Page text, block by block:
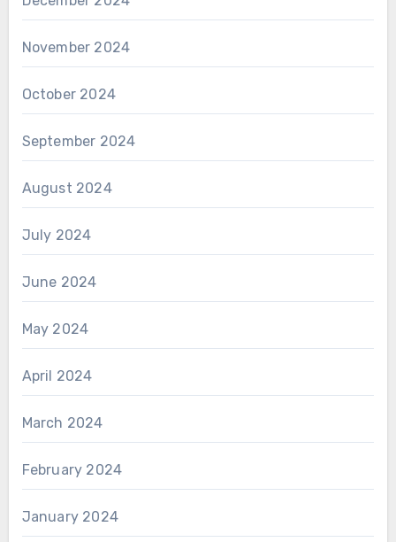
November 2024
October 2024
September 2024
August 2024
July 2024
June 2024
May 2024
April 2024
March 2024
February 2024
January 2024